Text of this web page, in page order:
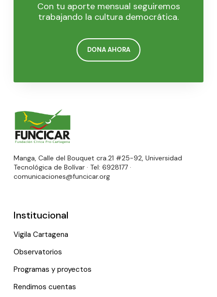
Con tu aporte mensual seguiremos
trabajando la cultura democrática.
DONA AHORA
Manga, Calle del Bouquet cra.21 #25-92, Universidad
Tecnológica de Bolívar · Tel: 6928177 ·
comunicaciones@funcicar.org
Institucional
Vigila Cartagena
Observatorios
Programas y proyectos
Rendimos cuentas